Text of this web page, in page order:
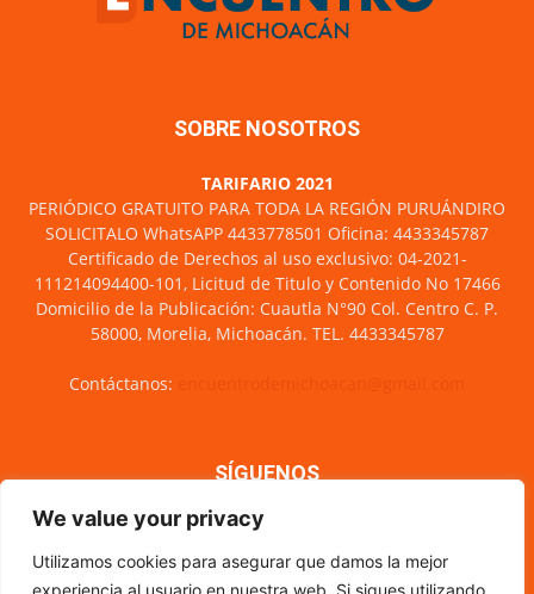
We value your privacy
Utilizamos cookies para asegurar que damos la mejor
experiencia al usuario en nuestra web. Si sigues utilizando
SOBRE NOSOTROS
TARIFARIO 2021
PERIÓDICO GRATUITO PARA TODA LA REGIÓN PURUÁNDIRO
SOLICITALO WhatsAPP 4433778501 Oficina: 4433345787
Certificado de Derechos al uso exclusivo: 04-2021-
111214094400-101, Licitud de Titulo y Contenido No 17466
Domicilio de la Publicación: Cuautla N°90 Col. Centro C. P.
58000, Morelia, Michoacán. TEL. 4433345787
Contáctanos:
SÍGUENOS